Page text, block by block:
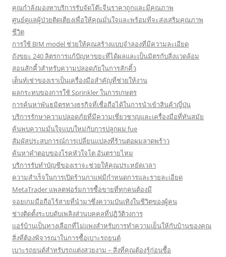
คุณกำลังมองหาบริการรับจัดโต๊ะจีนราคาถูกและมีคุณภาพ
ศูนย์ดูแลผู้ป่วยติดเตียงเพื่อให้คุณมั่นใจและพร้อมที่จะส่งเสริมคุณภาพ
ชีวิต
การใช้ BIM model ช่วยให้คุณสร้างแบบจำลองที่มีความละเอียด
ถังขยะ 240 ลิตรการแก้ปัญหาขยะที่ได้ผลและเป็นมิตรกับสิ่งแวดล้อม
สอนสักคิ้วสำหรับความปลอดภัยในการสักคิ้ว
เต็นท์เช่าของเราเป็นเครื่องมือสำคัญที่ช่วยให้งาน
ผลกระทบของการใช้ Sprinkler ในการเกษตร
การค้นหาพันธมิตรทางธุรกิจที่เชื่อถือได้ในการนำเข้าสินค้าญี่ปุ่น
บริการรักษาความปลอดภัยที่มีความเชี่ยวชาญและเครื่องมือที่ทันสมัย
ค้นพบความมั่นใจแบบใหม่กับการปลูกผม fue
สัมผัสประสบการณ์การเปลี่ยนแปลงที่ร้านต่อผมลาดพร้าว
ค้นหาคำตอบของโรคหัวใจโต อันตรายไหม
บริการรับทำบัญชีของเราจะช่วยให้คุณประหยัดเวลา
ความสำเร็จในการเปิดร้านกาแฟมีกำหนดการและรายละเอียด
MetaTrader แพลตฟอร์มการซื้อขายที่ทุกคนต้องมี
จอยเกมมือถือไร้สายที่นำมาซึ่งความบันเทิงในชีวิตของผู้คน
ช่างติดตั้งระบบดับเพลิงส่วนบุคคลที่ปฏิวัติวงการ
แอร์บ้านเป็นทางเลือกที่ไม่แพงสำหรับการทำความเย็นให้กับบ้านของคุณ
สิ่งที่ต้องพิจารณาในการซื้อเบาะรถยนต์
เบาะรถยนต์สำหรับรถแต่งสวยงาม – สิ่งที่คุณต้องรู้ก่อนซื้อ